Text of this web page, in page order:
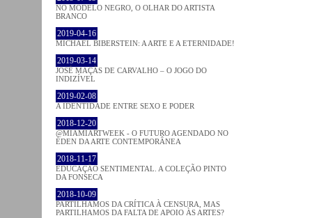
NO MODELO NEGRO, O OLHAR DO ARTISTA
BRANCO
2019-04-16
MICHAEL BIBERSTEIN: A ARTE E A ETERNIDADE!
2019-03-14
JOSÉ MAÇÃS DE CARVALHO – O JOGO DO
INDIZÍVEL
2019-02-08
A IDENTIDADE ENTRE SEXO E PODER
2018-12-20
@MIAMIARTWEEK - O FUTURO AGENDADO NO
ÉDEN DA ARTE CONTEMPORÂNEA
2018-11-17
EDUCAÇÃO SENTIMENTAL. A COLEÇÃO PINTO
DA FONSECA
2018-10-09
PARTILHAMOS DA CRÍTICA À CENSURA, MAS
PARTILHAMOS DA FALTA DE APOIO ÀS ARTES?